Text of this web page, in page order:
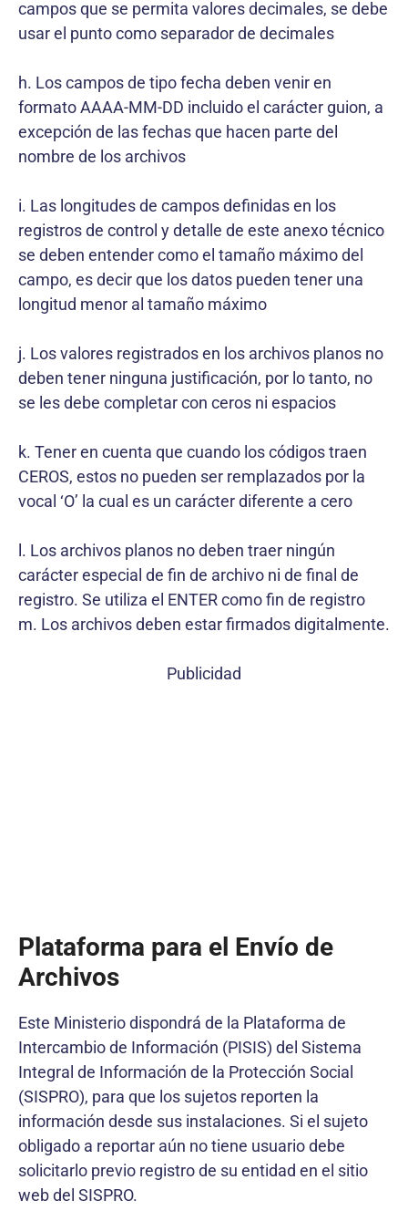
campos que se permita valores decimales, se debe
usar el punto como separador de decimales
h. Los campos de tipo fecha deben venir en
formato AAAA-MM-DD incluido el carácter guion, a
excepción de las fechas que hacen parte del
nombre de los archivos
i. Las longitudes de campos definidas en los
registros de control y detalle de este anexo técnico
se deben entender como el tamaño máximo del
campo, es decir que los datos pueden tener una
longitud menor al tamaño máximo
j. Los valores registrados en los archivos planos no
deben tener ninguna justificación, por lo tanto, no
se les debe completar con ceros ni espacios
k. Tener en cuenta que cuando los códigos traen
CEROS, estos no pueden ser remplazados por la
vocal ‘O’ la cual es un carácter diferente a cero
l. Los archivos planos no deben traer ningún
carácter especial de fin de archivo ni de final de
registro. Se utiliza el ENTER como fin de registro
m. Los archivos deben estar firmados digitalmente.
Publicidad
Plataforma para el Envío de
Archivos
Este Ministerio dispondrá de la Plataforma de
Intercambio de Información (PISIS) del Sistema
Integral de Información de la Protección Social
(SISPRO), para que los sujetos reporten la
información desde sus instalaciones. Si el sujeto
obligado a reportar aún no tiene usuario debe
solicitarlo previo registro de su entidad en el sitio
web del SISPRO.